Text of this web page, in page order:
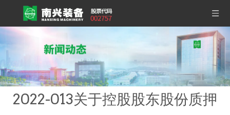
2022-013关于控股股东股份质押